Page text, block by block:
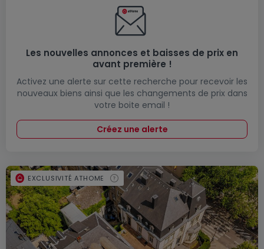
Les nouvelles annonces et baisses de prix en
avant première !
Activez une alerte sur cette recherche pour recevoir les
nouveaux biens ainsi que les changements de prix dans
votre boite email !
Créez une alerte
EXCLUSIVITÉ ATHOME